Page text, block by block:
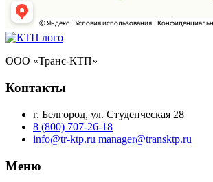
ООО «Транс-КТП»
Контакты
г. Белгород, ул. Студенческая 28
8 (800) 707-26-18
info@tr-ktp.ru manager@transktp.ru
Меню